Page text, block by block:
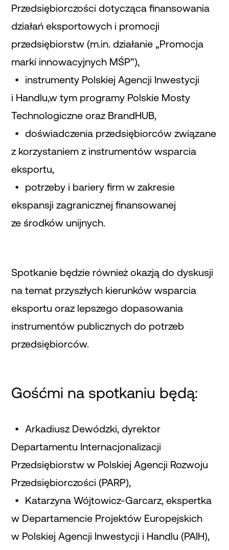
Przedsiębiorczości dotycząca finansowania
działań eksportowych i promocji
przedsiębiorstw (m.in. działanie „Promocja
marki innowacyjnych MŚP”),
instrumenty Polskiej Agencji Inwestycji
i Handlu,w tym programy Polskie Mosty
Technologiczne oraz BrandHUB,
doświadczenia przedsiębiorców związane
z korzystaniem z instrumentów wsparcia
eksportu,
potrzeby i bariery firm w zakresie
ekspansji zagranicznej finansowanej
ze środków unijnych.
Spotkanie będzie również okazją do dyskusji
na temat przyszłych kierunków wsparcia
eksportu oraz lepszego dopasowania
instrumentów publicznych do potrzeb
przedsiębiorców.
Gośćmi na spotkaniu będą:
Arkadiusz Dewódzki, dyrektor
Departamentu Internacjonalizacji
Przedsiębiorstw w Polskiej Agencji Rozwoju
Przedsiębiorczości (PARP),
Katarzyna Wójtowicz-Garcarz, ekspertka
w Departamencie Projektów Europejskich
w Polskiej Agencji Inwestycji i Handlu (PAIH),